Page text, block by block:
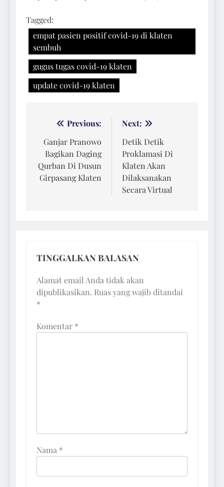
Tagged:
empat pasien positif covid-19 di klaten
sembuh
gugus tugas covid-19 klaten
update covid-19 klaten
Navigasi
pos
Previous:
Ganjar Pranowo
Bagikan Daging
Qurban Di Dusun
Girpasang Klaten
Next:
Detik Detik
Proklamasi Di
Klaten Akan
Dilaksanakan
Secara Virtual
TINGGALKAN BALASAN
Alamat email Anda tidak akan
dipublikasikan. Ruas yang wajib ditandai
*
Komentar *
Nama *